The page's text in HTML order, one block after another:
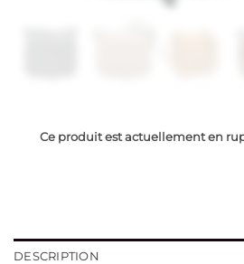
Ce produit est actuellement en
DESCRIPTION